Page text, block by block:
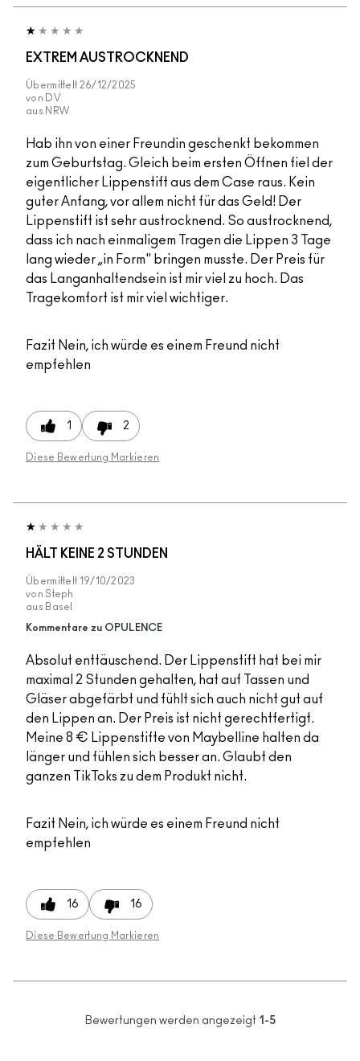
EXTREM AUSTROCKNEND
Übermittelt 26/12/2025
von
DV
aus NRW
Hab ihn von einer Freundin geschenkt bekommen
zum Geburtstag. Gleich beim ersten Öffnen fiel der
eigentlicher Lippenstift aus dem Case raus. Kein
guter Anfang, vor allem nicht für das Geld! Der
Lippenstift ist sehr austrocknend. So austrocknend,
dass ich nach einmaligem Tragen die Lippen 3 Tage
lang wieder „in Form" bringen musste. Der Preis für
das Langanhaltendsein ist mir viel zu hoch. Das
Tragekomfort ist mir viel wichtiger.
Fazit Nein, ich würde es einem Freund nicht
empfehlen
1 2
Diese Bewertung Markieren
HÄLT KEINE 2 STUNDEN
Übermittelt 19/10/2023
von Steph
aus Basel
Kommentare zu OPULENCE
Absolut enttäuschend. Der Lippenstift hat bei mir
maximal 2 Stunden gehalten, hat auf Tassen und
Gläser abgefärbt und fühlt sich auch nicht gut auf
den Lippen an. Der Preis ist nicht gerechtfertigt.
Meine 8 € Lippenstifte von Maybelline halten da
länger und fühlen sich besser an. Glaubt den
ganzen TikToks zu dem Produkt nicht.
Fazit Nein, ich würde es einem Freund nicht
empfehlen
16 16
Diese Bewertung Markieren
Bewertungen werden angezeigt 1-5